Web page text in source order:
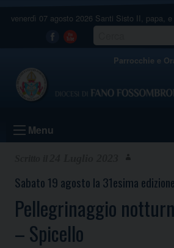
venerdì 07 agosto 2026 Santi Sisto II, papa,
Facebook
Youtube
Parrocchie e
Menu
Sabato 19 agosto la 31esima edizione
Pellegrinaggio
– Spicello